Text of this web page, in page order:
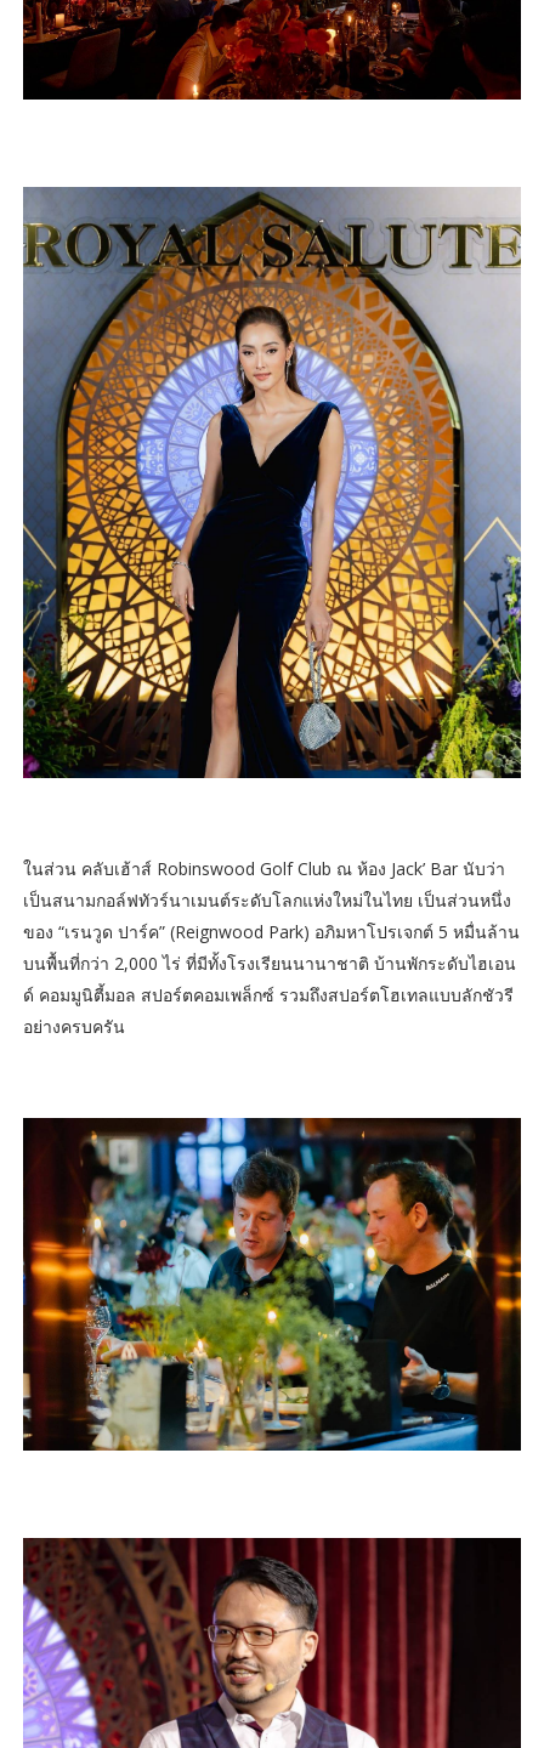
ในส่วน คลับเฮ้าส์ Robinswood Golf Club ณ ห้อง Jack’ Bar นับว่า
เป็นสนามกอล์ฟทัวร์นาเมนต์ระดับโลกแห่งใหม่ในไทย เป็นส่วนหนึ่ง
ของ “เรนวูด ปาร์ค” (Reignwood Park) อภิมหาโปรเจกต์ 5 หมื่นล้าน
บนพื้นที่กว่า 2,000 ไร่ ที่มีทั้งโรงเรียนนานาชาติ บ้านพักระดับไฮเอน
ด์ คอมมูนิตี้มอล สปอร์ตคอมเพล็กซ์ รวมถึงสปอร์ตโฮเทลแบบลักชัวรี
อย่างครบครัน